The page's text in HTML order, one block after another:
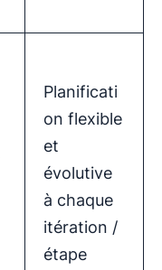
Planificati
on flexible
et
évolutive
à chaque
itération /
étape